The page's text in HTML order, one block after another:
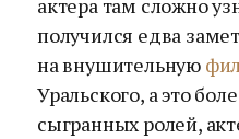
актера там сложно
получился едва
на внушительную
Уральского, а это
сыгранных ролей,